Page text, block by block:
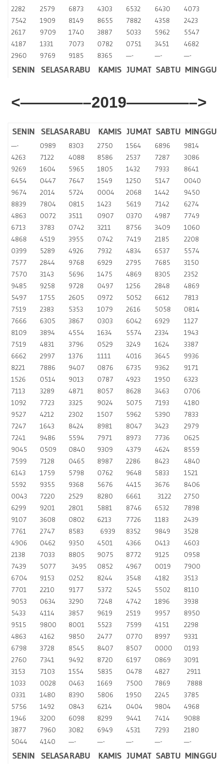
2282
2579 6873 4303 6532 6430
4073
7542
1909 8149 8655 7882 4358
2423
2617
9709 1740 3887 5033 5962
5547
4187
1331 7073 0782 0751 3451
4682
2960
9769 9185 8365 —- —- —-
SENIN SELASARABU KAMIS JUMAT SABTU MINGGU
<————–2019————–>
SENIN SELASARABU KAMIS JUMAT SABTU MINGGU
—- 0989 8303 2750 1564 6896
9814
4263
7122 4088 8586 2537 7287
3086
9269
1604 5965 1805 1432 7933
8641
6454
0447 7647 1549 1250 5147
0040
9674
2014 5724 0004 2068 1442
9450
8839
7804 0815 1423 5619 7142
6274
4863
0072 3511 0907 0370 4987
7749
6713
3783 0742 3211 8756 3409
1060
4868
4519 3955 0742 7419 2185
2208
0399
5289 4926 7932 4834 6537
5574
7577
2844 9768 6929 2795 7685
3150
7570
3143 5696 1475 4869 8305
2352
9485
9258 9728 0497 1256 2848
4869
5497
1755 2605 0972 5052 6612
7813
7519
2383 5353 1079 2616 5058
0814
7666
6305 3867 0303 6042 6929
1127
8109
3894 4554 1634 5574 2334
1943
7519
4831 3796 0529 3249 1624
3387
6662
2997 1376 1111 4016 3645
9936
8221
7886 9407 0876 6735 9362
9171
1526
0514 9013 0787 4923 1950
6323
7113
3289 4871 8057 8628 3463
0706
1092
7723 3325 9024 5075 7193
4180
9527
4212 2302 1507 5962 5390
7833
7247
1643 8424 8981 8047 3423
2979
7241
9486 5594 7971 8973 7736
0625
9045
0509 0840 9309 4379 4624
8559
7599
7128 0465 8987 2286 8423
4840
6143
1759 5798 0762 9648 5833
1521
5592
9355 9368 5676 4415 3676
8406
0043
7220 2529 8280 6661 3122
2750
6299
9201 2801 5881 8746 6532
7898
9107
3608 0802 6213 7726 1183
2439
7761
2747 8583 6939 8352 9849
3528
4906
0462 9350 4501 4366 0413
4603
2138
7033 8805 9075 8772 9125
0958
7439
5077 3495 0852 4967 0019
7900
6704
9153 0252 8244 3548 4182
3513
7701
2210 9177 5372 5245 5502
8110
9053
0634 3290 7248 4742 1896
3938
5433
4114 3857 9619 2519 9957
8950
9515
9800 8001 5523 7599 4151
2298
4863
4162 9850 2477 0770 8997
9331
6798
3728 8545 8407 8507 0000
0193
2760
7341 9492 8720 6197 0869
3091
3153
7103 1554 5835 0478 4827
2911
1033
0028 0463 1669 7500 7869
7888
0331
1480 8390 5806 1950 2245
3785
5756
1492 0843 6214 0404 9804
4968
1946
3200 6098 8299 9441 7414
9088
3877
7960 3082 6949 4531 7293
2180
5044
4140 —- —- —- —- —-
SENIN SELASARABU KAMIS JUMAT SABTU MINGGU